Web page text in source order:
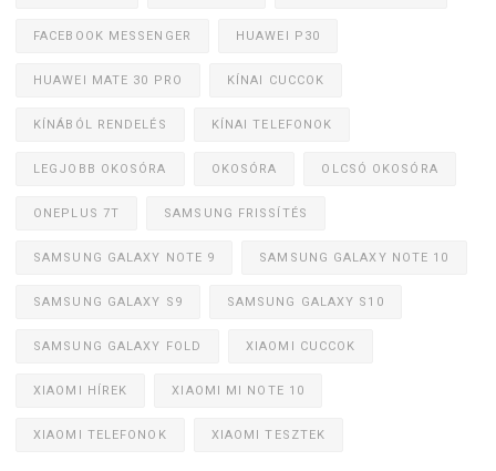
FACEBOOK MESSENGER HUAWEI P30
HUAWEI MATE 30 PRO KÍNAI CUCCOK
KÍNÁBÓL RENDELÉS KÍNAI TELEFONOK
LEGJOBB OKOSÓRA OKOSÓRA OLCSÓ OKOSÓRA
ONEPLUS 7T SAMSUNG FRISSÍTÉS
SAMSUNG GALAXY NOTE 9 SAMSUNG GALAXY NOTE 10
SAMSUNG GALAXY S9 SAMSUNG GALAXY S10
SAMSUNG GALAXY FOLD XIAOMI CUCCOK
XIAOMI HÍREK XIAOMI MI NOTE 10
XIAOMI TELEFONOK XIAOMI TESZTEK